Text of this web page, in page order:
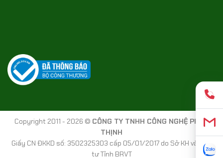
Copyright 2011 - 2026 © CÔNG TY TNHH CÔNG NGHỆ PHÚC
THỊNH
Giấy CN ĐKKD số: 3502325303 cấp 05/01/2017 do Sở KH và Đầu
tư Tỉnh BRVT